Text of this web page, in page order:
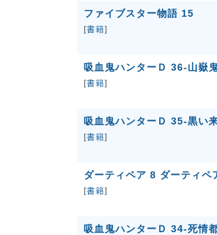
ファイブスター物語 15
[書籍]
吸血鬼ハンターＤ 36-山嶽
[書籍]
吸血鬼ハンターＤ 35-黒い
[書籍]
ダーティペア 8 ダーティペ
[書籍]
吸血鬼ハンターＤ 34-死情